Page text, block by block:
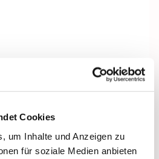
Cookies
um Inhalte und Anzeigen zu
für soziale Medien anbieten